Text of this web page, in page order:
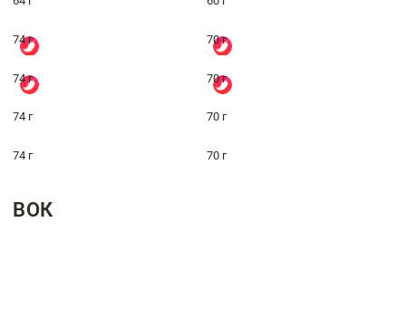
74 г 70 г
74 г 70 г
74 г 70 г
74 г 70 г
ВОК